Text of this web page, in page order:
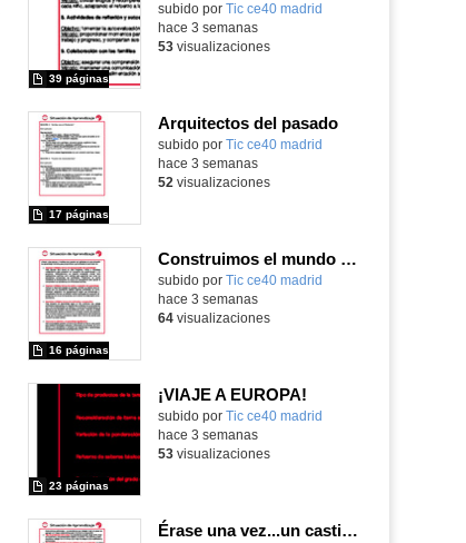
subido por Tic ce40 madrid
39 páginas
hace 3 semanas
53visualizaciones
Arquitectos del pasado
subido por Tic ce40 madrid
17 páginas
hace 3 semanas
52 visualizaciones
Construimos el mundo con LEGO
subido por Tic ce40 madrid
16 páginas
hace 3 semanas
64visualizaciones
¡VIAJE A EUROPA!
subido por Tic ce40 madrid
23 páginas
hace 3 semanas
53visualizaciones
Érase una vez...un castillo medieval